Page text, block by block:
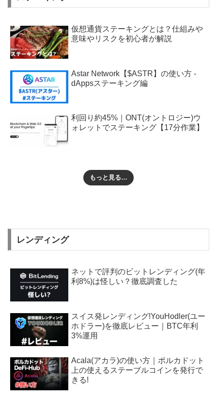
仮想通貨ステーキングとは？仕組みや
意味やリスクを初心者が解説
Astar Network【$ASTR】の使い方 -
dAppsステーキング編
利回り約45%｜ONT(オントロジー)ウ
ォレットでステーキング【17分作業】
もっと見る…
レンディング
ネットで評判のビットレンディング(年
利8%)は怪しい？徹底調査した
スイス発レンディング!YouHodler(ユー
ホドラー)を徹底レビュー｜BTC年利
3%運用
Acala(アカラ)の使い方｜ポルカドット
上の使えるステーブルコインを発行で
きる!